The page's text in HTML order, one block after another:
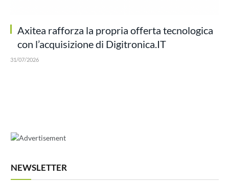
Axitea rafforza la propria offerta tecnologica
con l’acquisizione di Digitronica.IT
31/07/2026
NEWSLETTER